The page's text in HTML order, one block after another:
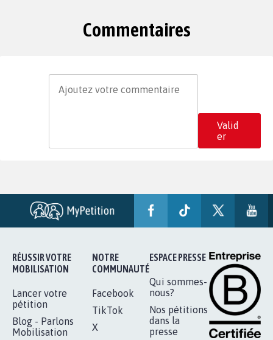
Commentaires
Valid
er
RÉUSSIR VOTRE
MOBILISATION
Lancer votre
pétition
Blog - Parlons
Mobilisation
NOTRE
COMMUNAUTÉ
Facebook
TikTok
X
ESPACE PRESSE
Qui sommes-
nous?
Nos pétitions
dans la
presse